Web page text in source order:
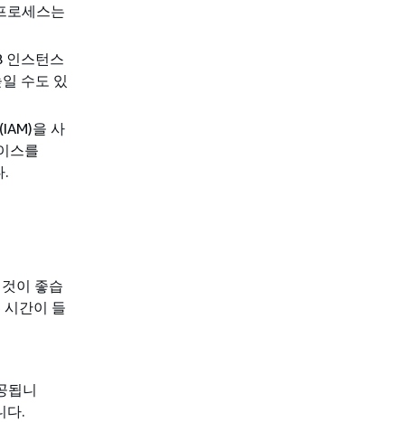
로세스는
인스턴스
수도 있
을 사
스를
.
이 좋습
간이 들
됩니
다.